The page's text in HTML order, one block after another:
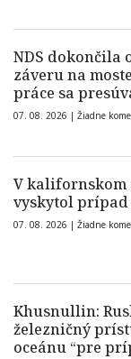
NDS dokončila
záveru na
práce sa
07. 08. 2026 | Žiadne
V kalifornskom
vyskytol
07. 08. 2026 | Žiadne
Khusnullin:
železničný
oceánu “pre